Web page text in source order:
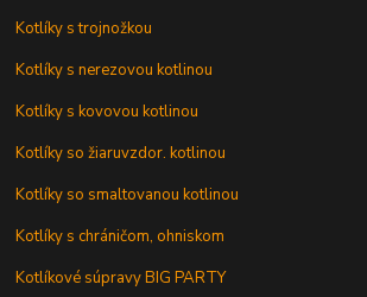
Kotlíky s trojnožkou
Kotlíky s nerezovou kotlinou
Kotlíky s kovovou kotlinou
Kotlíky so žiaruvzdor. kotlinou
Kotlíky so smaltovanou kotlinou
Kotlíky s chráničom, ohniskom
Kotlíkové súpravy BIG PARTY